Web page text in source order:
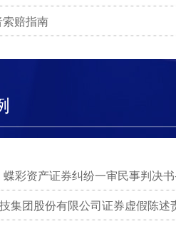
赔指南
彩资产证券纠纷一审民事判决
集团股份有限公司证券虚假陈述